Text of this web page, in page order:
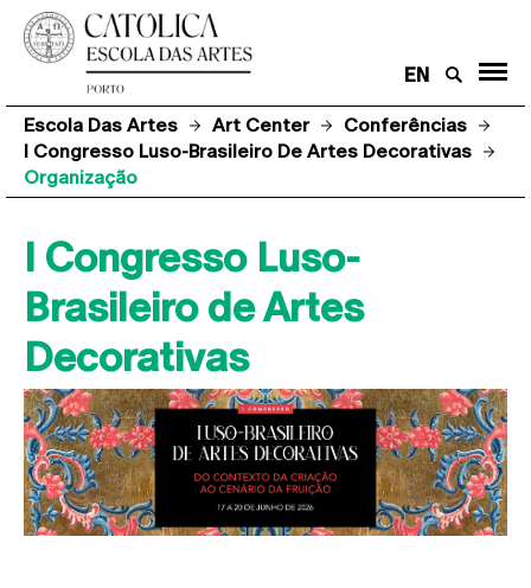
EN
Escola Das Artes Art Center
Conferências
I Congresso Luso-Brasileiro De Artes Decorativas
Organização
I Congresso Luso-
Brasileiro de Artes
Decorativas